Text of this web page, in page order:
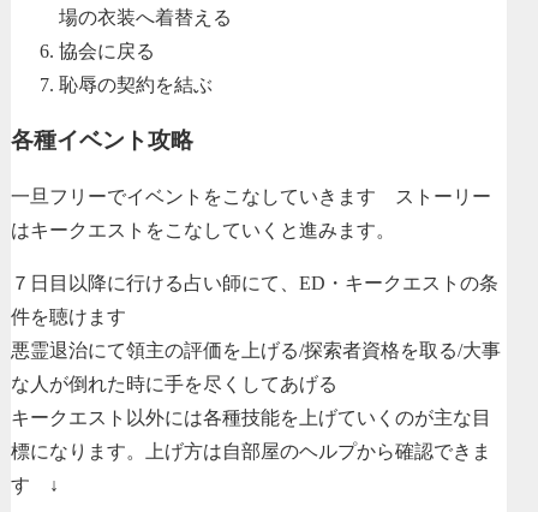
場の衣装へ着替える
協会に戻る
恥辱の契約を結ぶ
各種イベント攻略
一旦フリーでイベントをこなしていきます ストーリー
はキークエストをこなしていくと進みます。
７日目以降に行ける占い師にて、ED・キークエストの条
件を聴けます
悪霊退治にて領主の評価を上げる/探索者資格を取る/大事
な人が倒れた時に手を尽くしてあげる
キークエスト以外には各種技能を上げていくのが主な目
標になります。上げ方は自部屋のヘルプから確認できま
す ↓